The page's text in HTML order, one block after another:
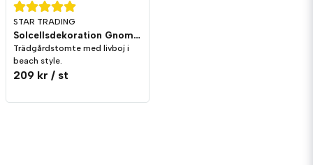
STAR TRADING
Solcellsdekoration Gnomy On The Beach
Trädgårdstomte med livboj i
beach style.
209 kr / st